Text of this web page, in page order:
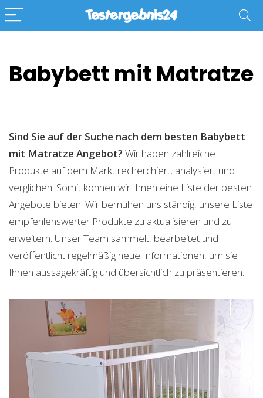
Babybett mit Matratze
Sind Sie auf der Suche nach dem besten Babybett
mit Matratze Angebot? Wir haben zahlreiche
Produkte auf dem Markt recherchiert, analysiert und
verglichen. Somit können wir Ihnen eine Liste der besten
Angebote bieten. Wir bemühen uns ständig, unsere Liste
empfehlenswerter Produkte zu aktualisieren und zu
erweitern. Unser Team sammelt, bearbeitet und
veröffentlicht regelmäßig neue Informationen, um sie
Ihnen aussagekräftig und übersichtlich zu präsentieren.